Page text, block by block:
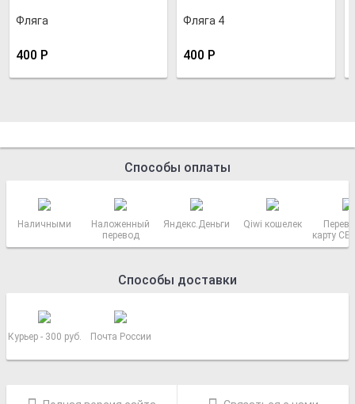
Фляга
400 Р
Фляга 4
400 Р
Способы оплаты
Наличными
Наложенный
перевод
Яндекс.Деньги Qiwi кошелек
карту
Способы доставки
Курьер - 300 руб. Почта России